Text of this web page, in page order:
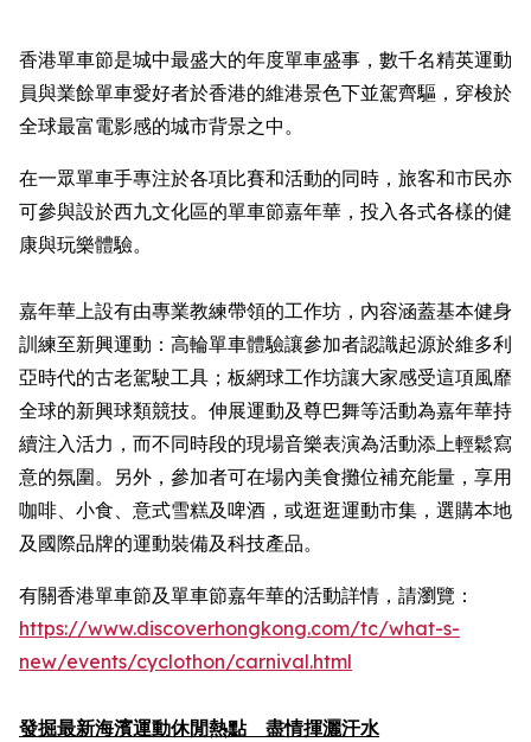
香港單車節是城中最盛大的年度單車盛事，數千名精英運動
員與業餘單車愛好者於香港的維港景色下並駕齊驅，穿梭於
全球最富電影感的城市背景之中。
在一眾單車手專注於各項比賽和活動的同時，旅客和市民亦
可參與設於西九文化區的單車節嘉年華，投入各式各樣的健
康與玩樂體驗。
嘉年華上設有由專業教練帶領的工作坊，內容涵蓋基本健身
訓練至新興運動：高輪單車體驗讓參加者認識起源於維多利
亞時代的古老駕駛工具；板網球工作坊讓大家感受這項風靡
全球的新興球類競技。伸展運動及尊巴舞等活動為嘉年華持
續注入活力，而不同時段的現場音樂表演為活動添上輕鬆寫
意的氛圍。另外，參加者可在場內美食攤位補充能量，享用
咖啡、小食、意式雪糕及啤酒，或逛逛運動市集，選購本地
及國際品牌的運動裝備及科技產品。
有關香港單車節及單車節嘉年華的活動詳情，請瀏覽：
https://www.discoverhongkong.com/tc/what-s-
new/events/cyclothon/carnival.html
發掘最新海濱運動休閒熱點 盡情揮灑汗水